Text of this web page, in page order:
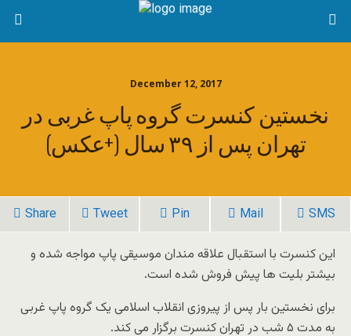
December 12, 2017
نخستین کنسرت گروه پاپ غربی در
تهران پس از ۳۹ سال (+عکس)
Share Tweet Pin Mail SMS
این کنسرت با استقبال علاقه مندان موسیقی پاپ مواجه شده و
بیشتر بلیت ها پیش فروش شده است.
برای نخستین بار پس از پیروزی انقلاب اسلامی یک گروه پاپ غربی
به مدت ۵ شب در تهران کنسرت برگزار می کند.